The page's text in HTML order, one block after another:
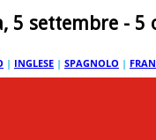
5 settembre - 5
| INGLESE | SPAGNOLO |